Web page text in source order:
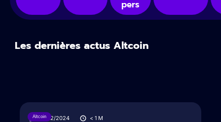
pers
Les dernières actus Altcoin
Altcoin23/12/2024 < 1 M